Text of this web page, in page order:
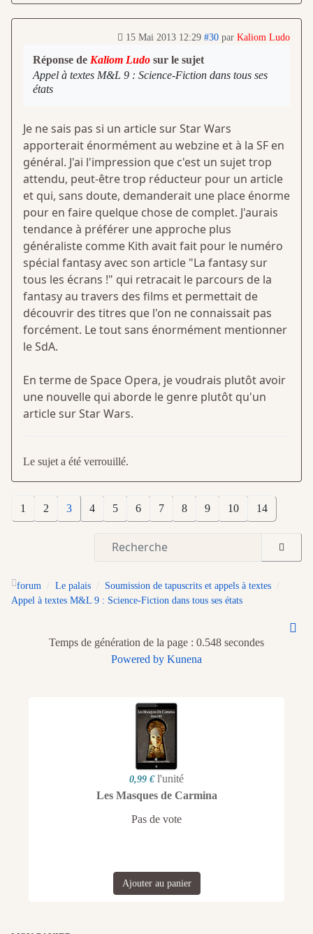
15 Mai 2013 12:29 #30 par Kaliom Ludo
Réponse de Kaliom Ludo sur le sujet
Appel à textes M&L 9 : Science-Fiction dans tous ses
états
Je ne sais pas si un article sur Star Wars
apporterait énormément au webzine et à la SF en
général. J'ai l'impression que c'est un sujet trop
attendu, peut-être trop réducteur pour un article
et qui, sans doute, demanderait une place énorme
pour en faire quelque chose de complet. J'aurais
tendance à préférer une approche plus
généraliste comme Kith avait fait pour le numéro
spécial fantasy avec son article "La fantasy sur
tous les écrans !" qui retracait le parcours de la
fantasy au travers des films et permettait de
découvrir des titres que l'on ne connaissait pas
forcément. Le tout sans énormément mentionner
le SdA.
En terme de Space Opera, je voudrais plutôt avoir
une nouvelle qui aborde le genre plutôt qu'un
article sur Star Wars.
Le sujet a été verrouillé.
1 2 3 4 5 6 7 8 9 10 14
forum Le palais
Soumission de tapuscrits et appels à textes
Appel à textes M&L 9 : Science-Fiction dans tous ses états
Temps de génération de la page : 0.548 secondes
Powered by Kunena
0,99 € l'unité
Les Masques de Carmina
Pas de vote
Ajouter au panier